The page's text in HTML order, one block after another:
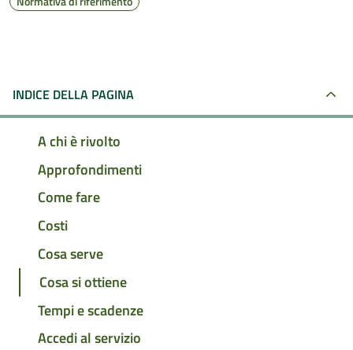
INDICE DELLA PAGINA
A chi è rivolto
Approfondimenti
Come fare
Costi
Cosa serve
Cosa si ottiene
Tempi e scadenze
Accedi al servizio